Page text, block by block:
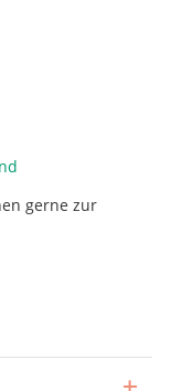
gerne zur